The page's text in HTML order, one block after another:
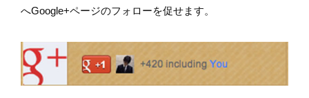
へGoogle+ページのフォローを促せます。